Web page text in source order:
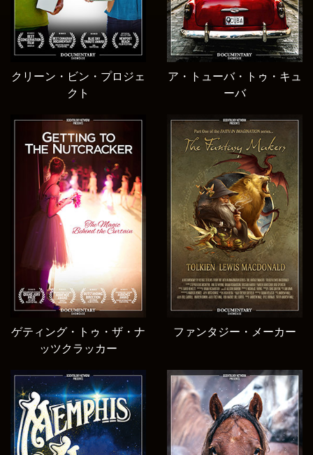
クリーン・ビン・プロジェ
クト
ア・トューバ・トゥ・キュ
ーバ
ゲティング・トゥ・ザ・ナ
ッツクラッカー
ファンタジー・メーカー